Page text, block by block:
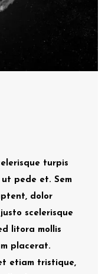
turpis
ut pede et. Sem
dolor
scelerisque
litora mollis
placerat.
etiam tristique,